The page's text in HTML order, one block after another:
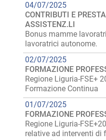
04/07/2025
CONTRIBUTI E
ASSISTENZ.LI
Bonus mamme
lavoratrici autonome.
02/07/2025
FORMAZIONE
Regione Liguria-FSE+
Formazione Continua
01/07/2025
FORMAZIONE
Regione Liguria-
relative ad interventi di